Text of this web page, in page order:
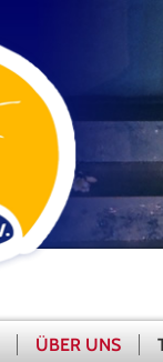
ÜBER UNS